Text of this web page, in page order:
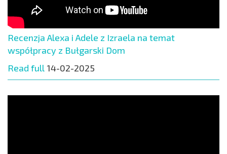
Recenzja Alexa i Adele z Izraela na temat
współpracy z Bułgarski Dom
Read full 14-02-2025